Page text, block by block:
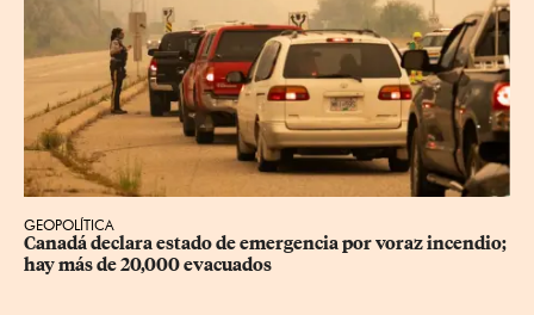
GEOPOLÍTICA
Canadá declara estado de emergencia por voraz incendio;
hay más de 20,000 evacuados